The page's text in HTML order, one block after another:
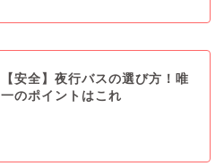
【安全】夜行バスの選び方！唯
一のポイントはこれ